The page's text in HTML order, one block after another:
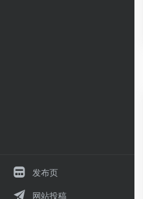
发布页
网站投稿